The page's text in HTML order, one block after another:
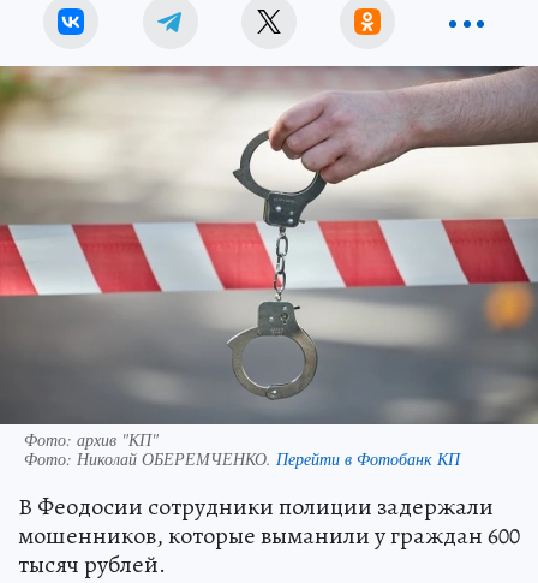
Фото: архив "КП"
Фото: Николай ОБЕРЕМЧЕНКО. Перейти в Фотобанк КП
В Феодосии сотрудники полиции задержали
мошенников, которые выманили у граждан 600
тысяч рублей.